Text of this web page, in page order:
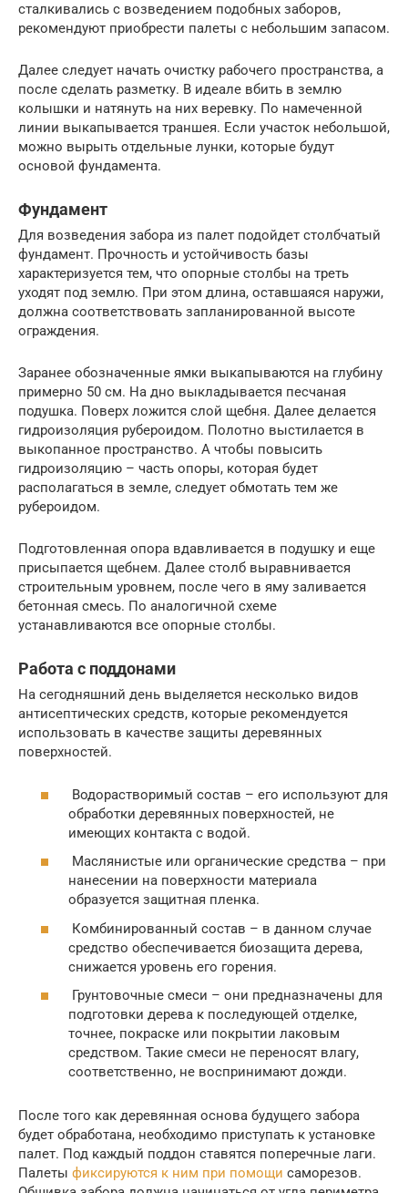
сталкивались с возведением подобных заборов,
рекомендуют приобрести палеты с небольшим запасом.
Далее следует начать очистку рабочего пространства, а
после сделать разметку. В идеале вбить в землю
колышки и натянуть на них веревку. По намеченной
линии выкапывается траншея. Если участок небольшой,
можно вырыть отдельные лунки, которые будут
основой фундамента.
Фундамент
Для возведения забора из палет подойдет столбчатый
фундамент. Прочность и устойчивость базы
характеризуется тем, что опорные столбы на треть
уходят под землю. При этом длина, оставшаяся наружи,
должна соответствовать запланированной высоте
ограждения.
Заранее обозначенные ямки выкапываются на глубину
примерно 50 см. На дно выкладывается песчаная
подушка. Поверх ложится слой щебня. Далее делается
гидроизоляция рубероидом. Полотно выстилается в
выкопанное пространство. А чтобы повысить
гидроизоляцию – часть опоры, которая будет
располагаться в земле, следует обмотать тем же
рубероидом.
Подготовленная опора вдавливается в подушку и еще
присыпается щебнем. Далее столб выравнивается
строительным уровнем, после чего в яму заливается
бетонная смесь. По аналогичной схеме
устанавливаются все опорные столбы.
Работа с поддонами
На сегодняшний день выделяется несколько видов
антисептических средств, которые рекомендуется
использовать в качестве защиты деревянных
поверхностей.
Водорастворимый состав – его используют для
обработки деревянных поверхностей, не
имеющих контакта с водой.
Маслянистые или органические средства – при
нанесении на поверхности материала
образуется защитная пленка.
Комбинированный состав – в данном случае
средство обеспечивается биозащита дерева,
снижается уровень его горения.
Грунтовочные смеси – они предназначены для
подготовки дерева к последующей отделке,
точнее, покраске или покрытии лаковым
средством. Такие смеси не переносят влагу,
соответственно, не воспринимают дожди.
После того как деревянная основа будущего забора
будет обработана, необходимо приступать к установке
палет. Под каждый поддон ставятся поперечные лаги.
Палеты фиксируются к ним при помощи саморезов.